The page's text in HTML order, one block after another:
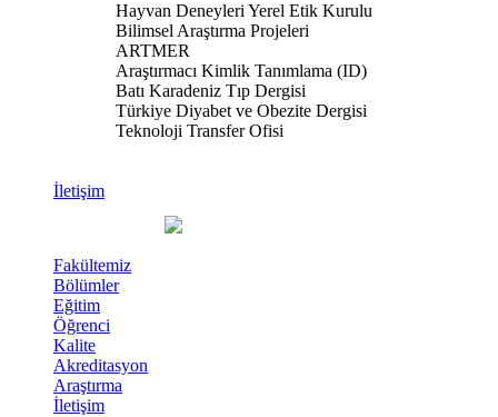
Hayvan Deneyleri Yerel Etik Kurulu
Bilimsel Araştırma Projeleri
ARTMER
Araştırmacı Kimlik Tanımlama (ID)
Batı Karadeniz Tıp Dergisi
Türkiye Diyabet ve Obezite Dergisi
Teknoloji Transfer Ofisi
İletişim
Fakültemiz
Bölümler
Eğitim
Öğrenci
Kalite
Akreditasyon
Araştırma
İletişim